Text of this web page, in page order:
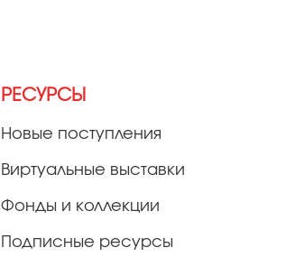
РЕСУРСЫ
Новые поступления
Виртуальные выставки
Фонды и коллекции
Подписные ресурсы